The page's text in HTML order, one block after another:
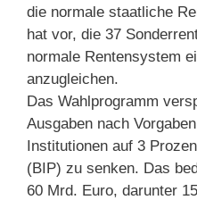
die normale staatliche
hat vor, die 37
normale Rentensystem
anzugleichen.
Das Wahlprogramm
Ausgaben nach
Institutionen auf 3
(BIP) zu senken. Das
60 Mrd. Euro, darunter